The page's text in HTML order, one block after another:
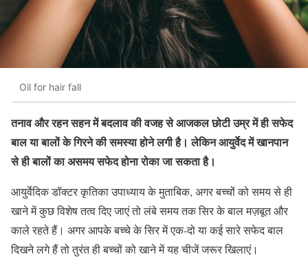
Oil for hair fall
तनाव और रहन सहन में बदलाव की वजह से आजकल छोटी उम्र में ही सफेद
बाल या बालों के गिरने की समस्या होने लगी है। लेकिन आयुर्वेद में खानपान
से ही बालों का असमय सफेद होना रोका जा सकता है।
आयुर्वेदिक डॉक्टर कृतिका उपाध्याय के मुताबिक, अगर बच्चों को समय से ही
खाने में कुछ विशेष तत्व दिए जाएं तो लंबे समय तक सिर के बाल मज़बूत और
काले रहते हैं। अगर आपके बच्चे के सिर में एक-दो या कई सारे सफेद बाल
दिखने लगे हैं तो तुरंत ही बच्चों को खाने में यह चीजें जरूर खिलाएं।